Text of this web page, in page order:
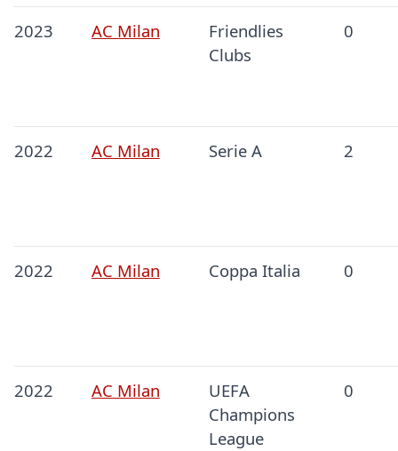
2023 AC Milan
Friendlies
Clubs
0
2022 AC Milan Serie A 2
2022 AC Milan Coppa Italia 0
2022 AC Milan
UEFA
Champions
League
0